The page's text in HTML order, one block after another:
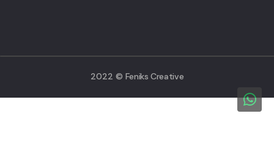
2022 © Feniks Creative